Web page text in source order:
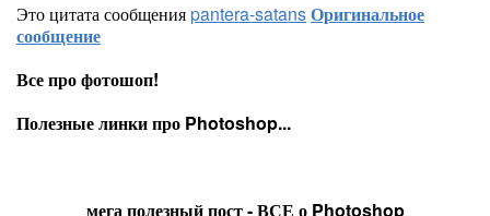
Это цитата сообщенияpantera-satansОригинальное
сообщение
Все про фотошоп!
Полезные линки про Photoshop...
мега полезный пост - ВСЕ о Photoshop